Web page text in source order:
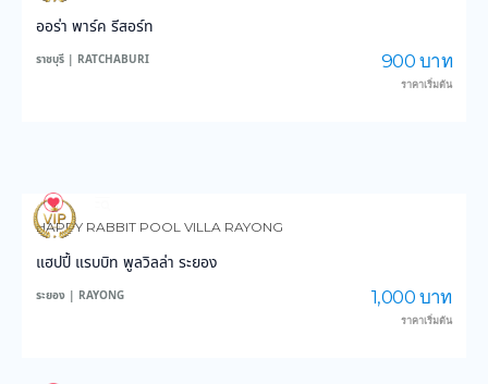
ออร่า พาร์ค รีสอร์ท
ราชบุรี | RATCHABURI 900 บาท
ราคาเริ่มต้น
18
HAPPY RABBIT POOL VILLA RAYONG
แฮปปี้ แรบบิท พูลวิลล่า ระยอง
ระยอง | RAYONG 1,000 บาท
ราคาเริ่มต้น